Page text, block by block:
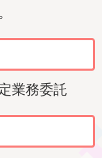
業務委託